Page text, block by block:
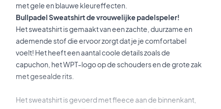
met gele en blauwe kleureffecten.
Bullpadel Sweatshirt de vrouwelijke padelspeler!
Het sweatshirt is gemaakt van een zachte, duurzame en
ademende stof die ervoor zorgt dat je je comfortabel
voelt! Het heeft een aantal coole details zoals de
capuchon, het WPT-logo op de schouders en de grote zak
met gesealde rits.
Het sweatshirt is gevoerd met fleece aan de binnenkant,